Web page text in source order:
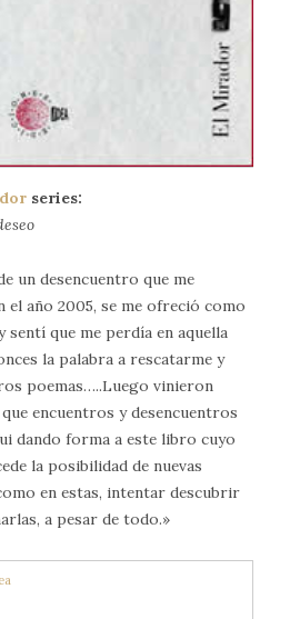
series:
un desencuentro que me
el año 2005, se me ofreció como
sentí que me perdía en aquella
la palabra a rescatarme y
poemas…..Luego vinieron
encuentros y desencuentros
dando forma a este libro cuyo
la posibilidad de nuevas
en estas, intentar descubrir
a pesar de todo.»